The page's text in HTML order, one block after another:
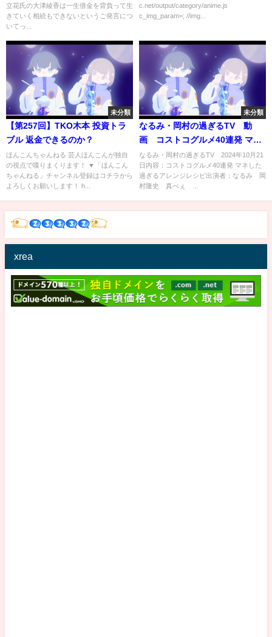
立花氏の大津綾香は一生借金を背負って生
きていく相続もできないというご発言につ
いてっ...
c.net/output/category/anime.js
c_img_param=; //img...
未分類
【第257回】TKO木本 投資トラ
ブル 返金できるのか？
ほんこんちゃんねる 芸人ほんこんが独自
の視点で喋りまくります！ ▼「ほんこん
ちゃんねる」チャンネル登録はコチラから
よろしくお願いします！ h...
未分類
なるみ・岡村の過ぎるTV 動
画 コストコグルメ40連発 マネ
した過ぎるアレンジレシピ 10
月21日
なるみ・岡村の過ぎるTV 2024年10月21
日内容：コストコグルメ40連発 マネした
過ぎるアレンジレシピ出演者：なるみ 岡
村隆史 真べぇ ...
xrea